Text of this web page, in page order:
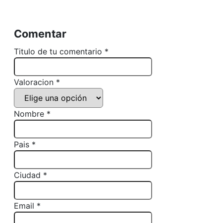
Comentar
Titulo de tu comentario *
Valoracion *
Nombre *
Pais *
Ciudad *
Email *